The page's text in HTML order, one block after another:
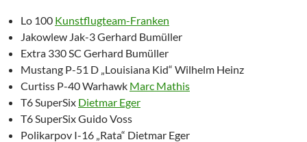
Lo 100 Kunstflugteam-Franken
Jakowlew Jak-3 Gerhard Bumüller
Extra 330 SC Gerhard Bumüller
Mustang P-51 D „Louisiana Kid“ Wilhelm Heinz
Curtiss P-40 Warhawk Marc Mathis
T6 SuperSix Dietmar Eger
T6 SuperSix Guido Voss
Polikarpov I-16 „Rata“ Dietmar Eger